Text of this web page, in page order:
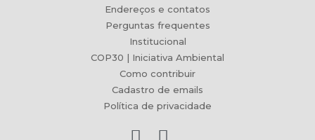
Endereços e contatos
Perguntas frequentes
Institucional
COP30 | Iniciativa Ambiental
Como contribuir
Cadastro de emails
Política de privacidade